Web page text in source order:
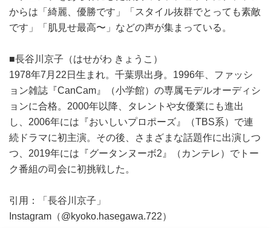
からは「綺麗、優勝です」「スタイル抜群でとっても素敵
です」「肌見せ最高〜」などの声が集まっている。
■長谷川京子（はせがわ きょうこ）
1978年7月22日生まれ。千葉県出身。1996年、ファッシ
ョン雑誌『CanCam』（小学館）の専属モデルオーディシ
ョンに合格。2000年以降、タレントや女優業にも進出
し、2006年には『おいしいプロポーズ』（TBS系）で連
続ドラマに初主演。その後、さまざまな話題作に出演しつ
つ、2019年には『グータンヌーボ2』（カンテレ）でトー
ク番組の司会に初挑戦した。
引用：「長谷川京子」
Instagram（@kyoko.hasegawa.722）